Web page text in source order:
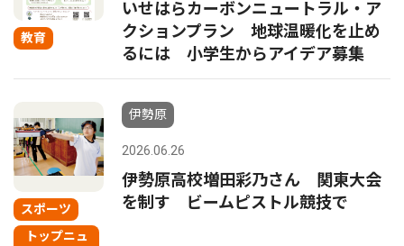
教育
いせはらカーボンニュートラル・ア
クションプラン 地球温暖化を止め
るには 小学生からアイデア募集
スポーツ
トップニュ
伊勢原
2026.06.26
伊勢原高校増田彩乃さん 関東大会
を制す ビームピストル競技で